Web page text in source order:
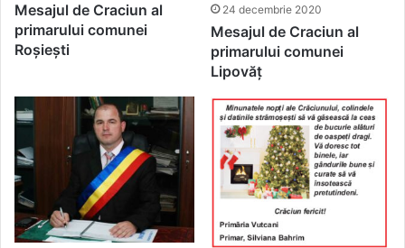
Mesajul de Craciun al
primarului comunei
Roșiești
24 decembrie 2020
Mesajul de Craciun al
primarului comunei
Lipovăț